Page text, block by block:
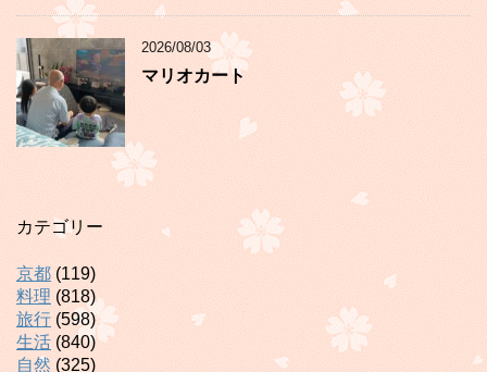
2026/08/03
マリオカート
カテゴリー
京都 (119)
料理 (818)
旅行 (598)
生活 (840)
自然 (325)